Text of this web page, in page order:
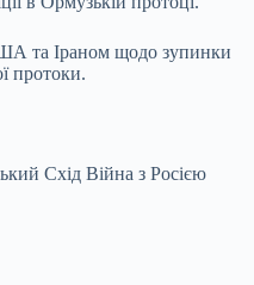
та Іраном щодо зупинки
протоки.
Схід Війна з Росією